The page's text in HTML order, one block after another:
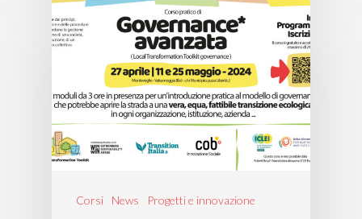
Corsi News Progetti e innovazione